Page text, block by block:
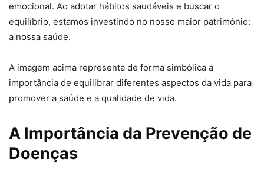
emocional. Ao adotar hábitos saudáveis e buscar o
equilíbrio, estamos investindo no nosso maior patrimônio:
a nossa saúde.
A imagem acima representa de forma simbólica a
importância de equilibrar diferentes aspectos da vida para
promover a saúde e a qualidade de vida.
A Importância da Prevenção de
Doenças